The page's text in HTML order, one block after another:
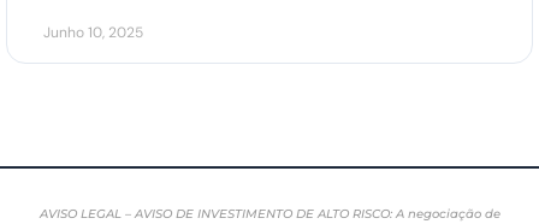
Junho 10, 2025
AVISO LEGAL – AVISO DE INVESTIMENTO DE ALTO RISCO: A negociação de